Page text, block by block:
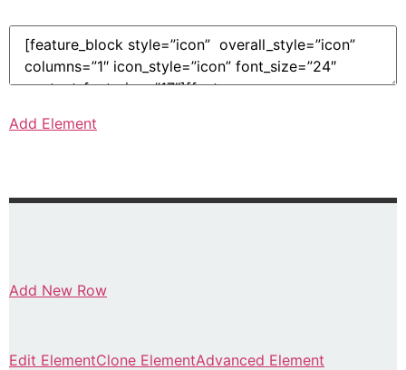
Add Element
Add New Row
Edit ElementClone ElementAdvanced Element